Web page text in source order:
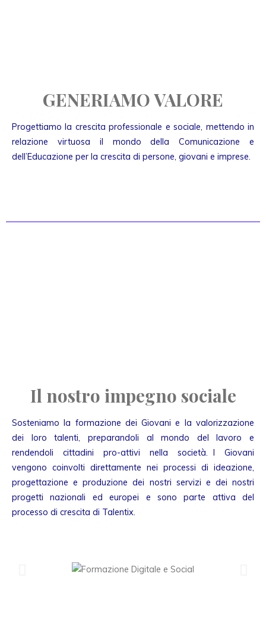
GENERIAMO VALORE
Progettiamo la crescita professionale e sociale, mettendo in
relazione virtuosa il mondo della Comunicazione e
dell’Educazione per la crescita di persone, giovani e imprese.
Il nostro impegno sociale
Sosteniamo la formazione dei Giovani e la valorizzazione
dei loro talenti, preparandoli al mondo del lavoro e
rendendoli cittadini pro-attivi nella società. I Giovani
vengono coinvolti direttamente nei processi di ideazione,
progettazione e produzione dei nostri servizi e dei nostri
progetti nazionali ed europei e sono parte attiva del
processo di crescita di Talentix.